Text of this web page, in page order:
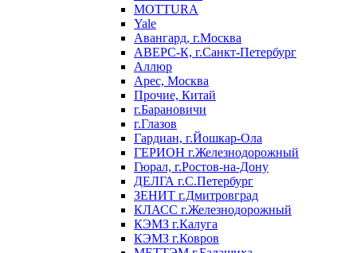
MOTTURA
Yale
Авангард, г.Москва
АВЕРС-К, г.Санкт-Петербург
Аллюр
Арес, Москва
Прочие, Китай
г.Барановичи
г.Глазов
Гардиан, г.Йошкар-Ола
ГЕРИОН г.Железнодорожный
Гюрал, г.Ростов-на-Дону
ДЕЛГА г.С.Петербург
ЗЕНИТ г.Дмитровград
КЛАСС г.Железнодорожный
КЭМЗ г.Калуга
КЭМЗ г.Ковров